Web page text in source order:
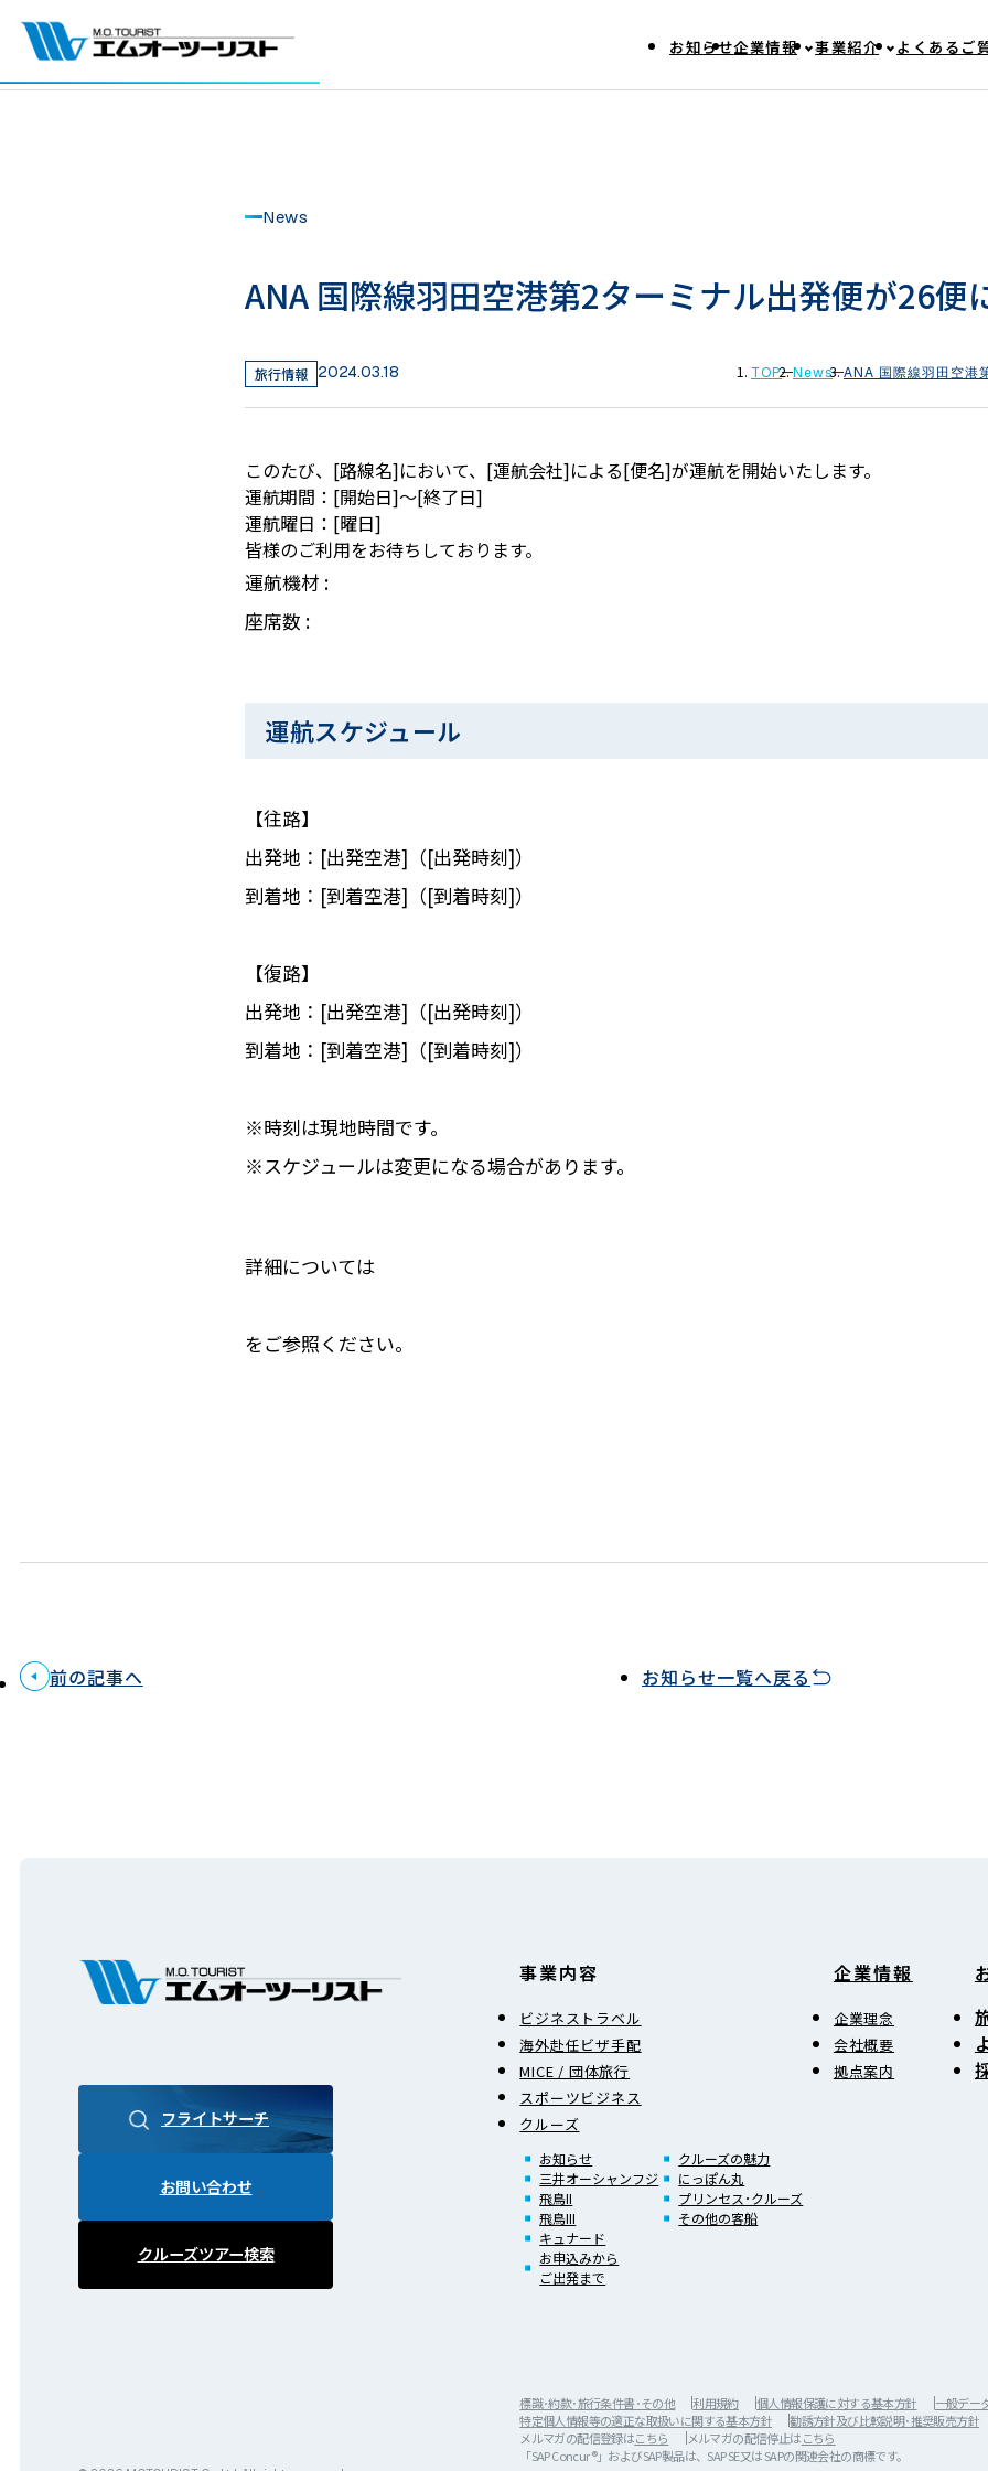
お知らせ企業情報 事業紹介 よくあるご
News
ANA 国際線羽田空港第2ターミナル出発便が26便
旅行情報 2024.03.18 TOP News ANA 国際線羽田空港
このたび、[路線名]において、[運航会社]による[便名]が運航を開始いたします。
運航期間：[開始日]～[終了日]
運航曜日：[曜日]
皆様のご利用をお待ちしております。
運航機材 :
座席数 :
運航スケジュール
【往路】
出発地：[出発空港]（[出発時刻]）
到着地：[到着空港]（[到着時刻]）
【復路】
出発地：[出発空港]（[出発時刻]）
到着地：[到着空港]（[到着時刻]）
※時刻は現地時間です。
※スケジュールは変更になる場合があります。
詳細については
をご参照ください。
前の記事へ お知らせ一覧へ戻る
フライトサーチ
お問い合わせ
クルーズツアー検索
事業内容
ビジネストラベル
海外赴任ビザ手配
MICE / 団体旅行
スポーツビジネス
クルーズ
お知らせ
三井オーシャンフジ
飛鳥II
飛鳥III
キュナード
お申込みから
ご出発まで
クルーズの魅力
にっぽん丸
プリンセス･クルーズ
その他の客船
企業情報
企業理念
会社概要
拠点案内
標識･約款･旅行条件書･その他 利用規約 個人情報保護に対する基本方針
一般デー
特定個人情報等の適正な取扱いに関する基本方針
勧誘方針及び比較説明･推奨販売方針
メルマガの配信登録はこちら メルマガの配信停止はこちら
「SAP Concur®」およびSAP製品は、SAP SE又は SAPの関連会社の商標です。